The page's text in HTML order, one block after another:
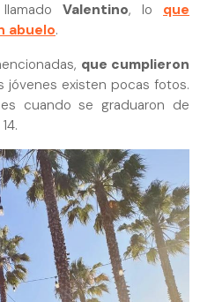
Valentino, lo que
abuelo.
que cumplieron
jóvenes existen pocas fotos.
cuando se graduaron de